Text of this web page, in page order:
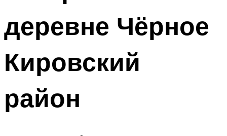
деревне Чёрное
Кировский
район